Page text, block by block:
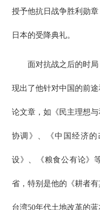
授予他抗日战争胜利勋
日本的受降典礼。
面对抗战之后的时
现出了他针对中国的前
论文章，如《民主理想
协调》、《中国经济
设》、《粮食公有论》
省，特别是他的《耕者
台湾50年代土地改革的